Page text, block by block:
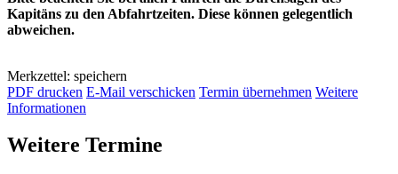
Kapitäns zu den Abfahrtzeiten. Diese können gelegentlich
abweichen.
Merkzettel: speichern
PDF drucken E-Mail verschicken Termin übernehmen Weitere
Informationen
Weitere Termine